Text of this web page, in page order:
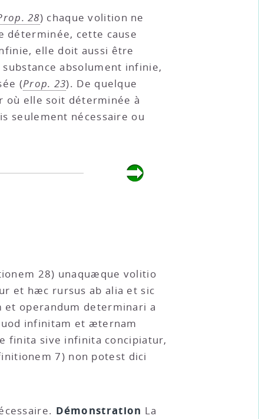
28) chaque volition ne
déterminée, cette cause
elle doit aussi être
absolument infinie,
(Prop. 23). De quelque
où elle soit déterminée à
seulement nécessaire ou
28) unaquæque volitio
et hæc rursus ab alia et sic
operandum determinari a
infinitam et æternam
finita sive infinita concipiatur,
7) non potest dici
Démonstration La